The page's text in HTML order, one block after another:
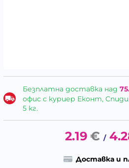
Безплатна доставка над
офис с куриер Еконт,
5 кг.
2.19 € /
Доставка и